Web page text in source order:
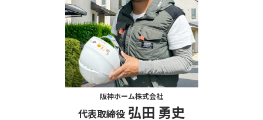
阪神ホーム株式会社
代表取締役 弘田 勇史